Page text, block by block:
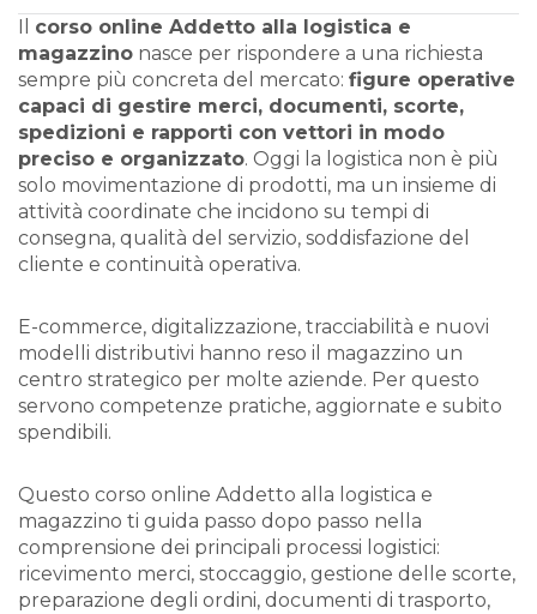
corso online Addetto alla logistica e
magazzino nasce per rispondere a una richiesta
sempre più concreta del mercato: figure operative
capaci di gestire merci, documenti, scorte,
spedizioni e rapporti con vettori in modo
preciso e organizzato. Oggi la logistica non è più
solo movimentazione di prodotti, ma un insieme di
attività coordinate che incidono su tempi di
consegna, qualità del servizio, soddisfazione del
cliente e continuità operativa.
E-commerce, digitalizzazione, tracciabilità e nuovi
modelli distributivi hanno reso il magazzino un
centro strategico per molte aziende. Per questo
servono competenze pratiche, aggiornate e subito
spendibili.
Questo corso online Addetto alla logistica e
magazzino ti guida passo dopo passo nella
comprensione dei principali processi logistici:
ricevimento merci, stoccaggio, gestione delle scorte,
preparazione degli ordini, documenti di trasporto,